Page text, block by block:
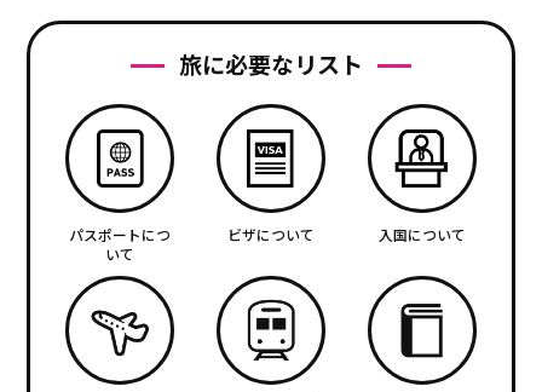
旅に必要なリスト
パスポートにつ
いて
ビザについて 入国について